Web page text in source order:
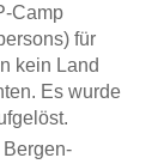
Camp
für
kein Land
Es wurde